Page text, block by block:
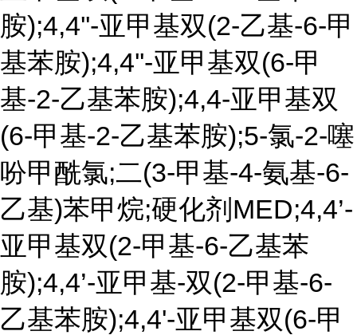
胺);4,4''-亚甲基双(2-乙基-6-甲
基苯胺);4,4''-亚甲基双(6-甲
基-2-乙基苯胺);4,4-亚甲基双
(6-甲基-2-乙基苯胺);5-氯-2-噻
吩甲酰氯;二(3-甲基-4-氨基-6-
乙基)苯甲烷;硬化剂MED;4,4’-
亚甲基双(2-甲基-6-乙基苯
胺);4,4’-亚甲基-双(2-甲基-6-
乙基苯胺);4,4'-亚甲基双(6-甲